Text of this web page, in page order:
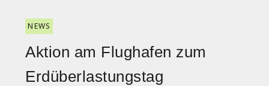
NEWS
Aktion am Flughafen zum
Erdüberlastungstag